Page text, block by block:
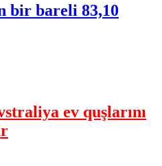
bir bareli 83,10
ev quşlarını